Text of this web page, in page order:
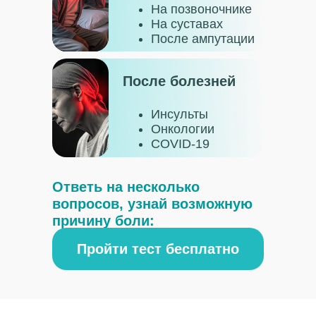
На позвоночнике
На суставах
После ампутации
Инсульты
Онкологии
COVID-19
Ответь на несколько
вопросов, узнай возможную
причину боли:
После болезней
Пройти тест бесплатно